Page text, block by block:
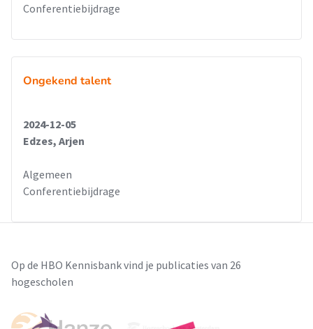
Conferentiebijdrage
Ongekend talent
2024-12-05
Edzes, Arjen
Algemeen
Conferentiebijdrage
Op de HBO Kennisbank vind je publicaties van 26
hogescholen